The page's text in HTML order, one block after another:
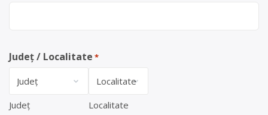
Județ / Localitate *
Județ Localitate